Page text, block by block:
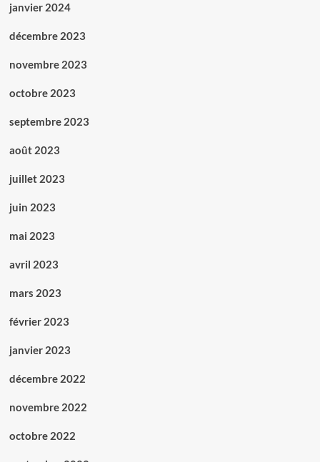
janvier 2024
décembre 2023
novembre 2023
octobre 2023
septembre 2023
août 2023
juillet 2023
juin 2023
mai 2023
avril 2023
mars 2023
février 2023
janvier 2023
décembre 2022
novembre 2022
octobre 2022